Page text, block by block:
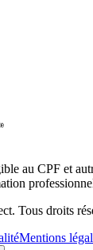
au CPF et
Tous droits
Mentions